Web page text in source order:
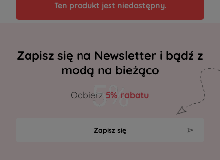
Ten produkt jest niedostępny.
Zapisz się na Newsletter i bądź z
modą na bieżąco
Odbierz 5% rabatu
Zapisz się